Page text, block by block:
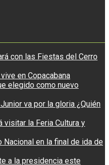
con las Fiestas del Cerro
en Copacabana
elegido como nuevo
va por la gloria ¿Quién
visitar la Feria Cultura y
en la final de ida de
a la presidencia este